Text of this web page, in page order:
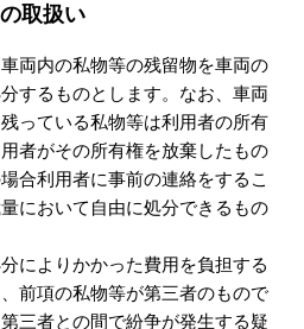
取扱い
両内の私物等の残留物を車両の
するものとします。なお、車両
っている私物等は利用者の所有
者がその所有権を放棄したもの
合利用者に事前の連絡をするこ
において自由に処分できるもの
によりかかった費用を負担する
前項の私物等が第三者のもので
三者との間で紛争が発生する疑